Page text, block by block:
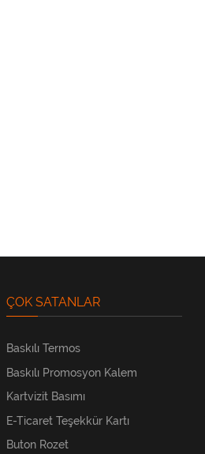
ÇOK SATANLAR
Baskılı Termos
Baskılı Promosyon Kalem
Kartvizit Basımı
E-Ticaret Teşekkür Kartı
Buton Rozet